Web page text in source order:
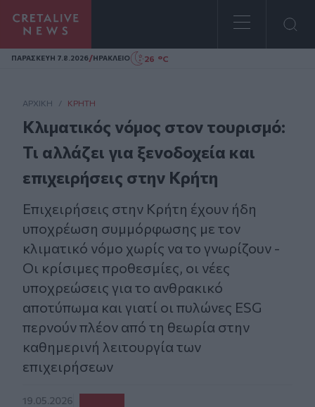
Homepage
ΠΑΡΑΣΚΕΥΗ 7.8.2026/ΗΡΑΚΛΕΙΟ 26 °C
ΑΡΧΙΚΗ / ΚΡΉΤΗ
Κλιματικός νόμος στον τουρισμό:
Τι αλλάζει για ξενοδοχεία και
επιχειρήσεις στην Κρήτη
Επιχειρήσεις στην Κρήτη έχουν ήδη
υποχρέωση συμμόρφωσης με τον
κλιματικό νόμο χωρίς να το γνωρίζουν -
Οι κρίσιμες προθεσμίες, οι νέες
υποχρεώσεις για το ανθρακικό
αποτύπωμα και γιατί οι πυλώνες ESG
περνούν πλέον από τη θεωρία στην
καθημερινή λειτουργία των
επιχειρήσεων
19.05.2026